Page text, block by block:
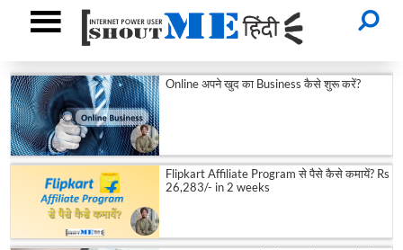
Online अपने खुद का Business कैसे शुरू करें?
Flipkart Affiliate Program से पैसे कैसे कमायें? Rs
26,283/- in 2 weeks